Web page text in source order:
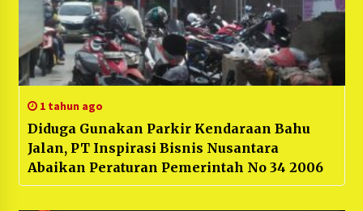
1 tahun ago
Diduga Gunakan Parkir Kendaraan Bahu
Jalan, PT Inspirasi Bisnis Nusantara
Abaikan Peraturan Pemerintah No 34 2006